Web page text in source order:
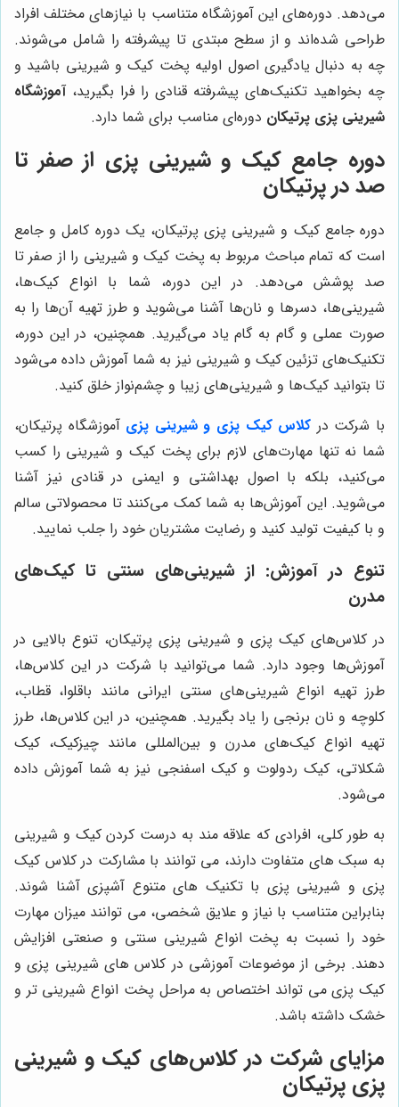
می‌دهد. دوره‌های این آموزشگاه متناسب با نیازهای مختلف افراد
طراحی شده‌اند و از سطح مبتدی تا پیشرفته را شامل می‌شوند.
چه به دنبال یادگیری اصول اولیه پخت کیک و شیرینی باشید و
چه بخواهید تکنیک‌های پیشرفته قنادی را فرا بگیرید،آموزشگاه
شیرینی پزی پرتیکان دوره‌ای مناسب برای شما دارد.
دوره جامع کیک و شیرینی پزی از صفر تا
صد در پرتیکان
دوره جامع کیک و شیرینی پزی پرتیکان، یک دوره کامل و جامع
است که تمام مباحث مربوط به پخت کیک و شیرینی را از صفر تا
صد پوشش می‌دهد. در این دوره، شما با انواع کیک‌ها،
شیرینی‌ها، دسرها و نان‌ها آشنا می‌شوید و طرز تهیه آن‌ها را به
صورت عملی و گام به گام یاد می‌گیرید. همچنین، در این دوره،
تکنیک‌های تزئین کیک و شیرینی نیز به شما آموزش داده می‌شود
تا بتوانید کیک‌ها و شیرینی‌های زیبا و چشم‌نواز خلق کنید.
با شرکت در کلاس کیک پزی و شیرینی پزی آموزشگاه پرتیکان،
شما نه تنها مهارت‌های لازم برای پخت کیک و شیرینی را کسب
می‌کنید، بلکه با اصول بهداشتی و ایمنی در قنادی نیز آشنا
می‌شوید. این آموزش‌ها به شما کمک می‌کنند تا محصولاتی سالم
و با کیفیت تولید کنید و رضایت مشتریان خود را جلب نمایید.
تنوع در آموزش: از شیرینی‌های سنتی تا کیک‌های
مدرن
در کلاس‌های کیک پزی و شیرینی پزی پرتیکان، تنوع بالایی در
آموزش‌ها وجود دارد. شما می‌توانید با شرکت در این کلاس‌ها،
طرز تهیه انواع شیرینی‌های سنتی ایرانی مانند باقلوا، قطاب،
کلوچه و نان برنجی را یاد بگیرید. همچنین، در این کلاس‌ها، طرز
تهیه انواع کیک‌های مدرن و بین‌المللی مانند چیزکیک، کیک
شکلاتی، کیک ردولوت و کیک اسفنجی نیز به شما آموزش داده
می‌شود.
به طور کلی، افرادی که علاقه مند به درست کردن کیک و شیرینی
به سبک های متفاوت دارند، می توانند با مشارکت در کلاس کیک
پزی و شیرینی پزی با تکنیک های متنوع آشپزی آشنا شوند.
بنابراین متناسب با نیاز و علایق شخصی، می توانند میزان مهارت
خود را نسبت به پخت انواع شیرینی سنتی و صنعتی افزایش
دهند. برخی از موضوعات آموزشی در کلاس های شیرینی پزی و
کیک پزی می تواند اختصاص به مراحل پخت انواع شیرینی تر و
خشک داشته باشد.
مزایای شرکت در کلاس‌های کیک و شیرینی
پزی پرتیکان